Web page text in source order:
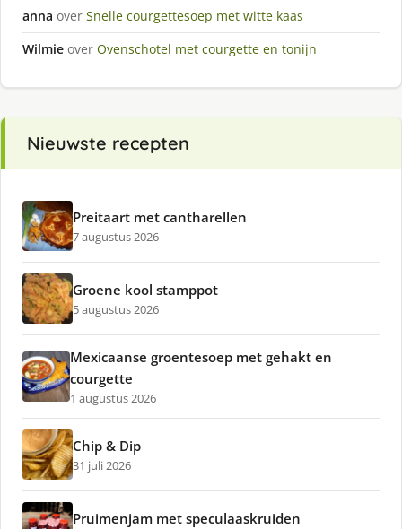
anna over Snelle courgettesoep met witte kaas
Wilmie over Ovenschotel met courgette en tonijn
Nieuwste recepten
Preitaart met cantharellen
7 augustus 2026
Groene kool stamppot
5 augustus 2026
Mexicaanse groentesoep met gehakt en
courgette
1 augustus 2026
Chip & Dip
31 juli 2026
Pruimenjam met speculaaskruiden